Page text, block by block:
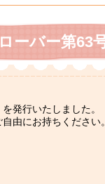
ーバー第63
発行いたしました。
由にお持ちください。